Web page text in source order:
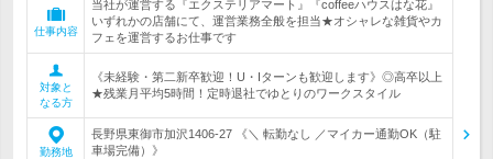
仕事内容
当社が運営する『エクステリアマート』『coffeeハウスはな花』
いずれかの店舗にて、運営業務全般を担当★オシャレな雑貨やカ
フェを運営するお仕事です
対象と
なる方
《未経験・第二新卒歓迎！U・Iターンも歓迎します》◎高卒以上
★残業月平均5時間！定時退社でゆとりのワークスタイル
勤務地
長野県東御市加沢1406-27 《＼ 転勤なし ／マイカー通勤OK（駐
車場完備）》